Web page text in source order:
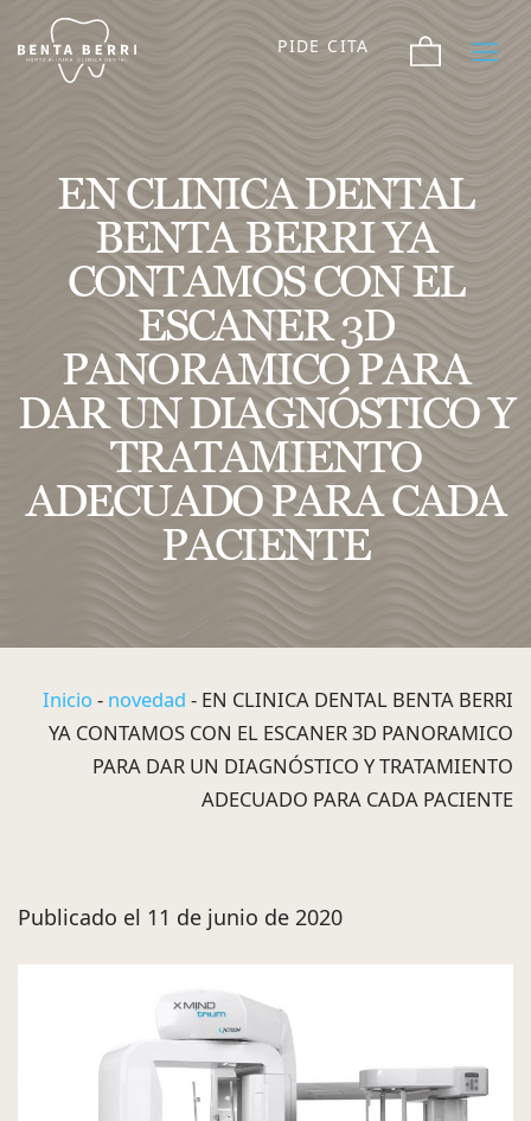
PIDE CITA
EN CLINICA DENTAL
BENTA BERRI YA
CONTAMOS CON EL
ESCANER 3D
PANORAMICO PARA
DAR UN DIAGNÓSTICO Y
TRATAMIENTO
ADECUADO PARA CADA
PACIENTE
Inicio - novedad - EN CLINICA DENTAL BENTA BERRI
YA CONTAMOS CON EL ESCANER 3D PANORAMICO
PARA DAR UN DIAGNÓSTICO Y TRATAMIENTO
ADECUADO PARA CADA PACIENTE
Publicado el 11 de junio de 2020